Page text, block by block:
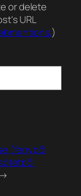
or delete
URL
)
(fényből
→